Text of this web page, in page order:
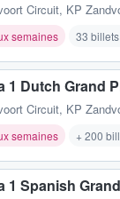
Circuit, KP
semaines 33
1 Dutch Grand
Circuit, KP
semaines + 200
1 Spanish